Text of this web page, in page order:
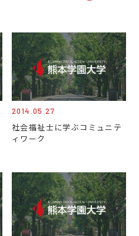
2014.05.27
社会福祉士に学ぶコミュニテ
ィワーク